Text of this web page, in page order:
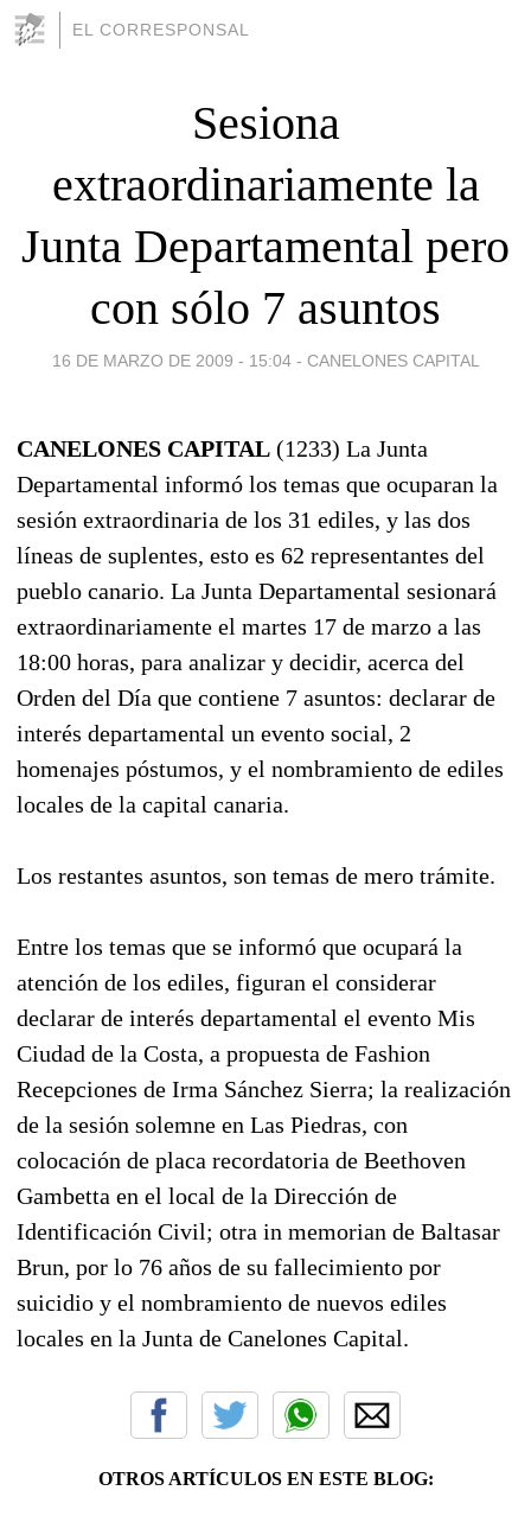
EL CORRESPONSAL
Sesiona
extraordinariamente la
Junta Departamental pero
con sólo 7 asuntos
16 DE MARZO DE 2009 - 15:04 - CANELONES CAPITAL
CANELONES CAPITAL (1233) La Junta
Departamental informó los temas que ocuparan la
sesión extraordinaria de los 31 ediles, y las dos
líneas de suplentes, esto es 62 representantes del
pueblo canario. La Junta Departamental sesionará
extraordinariamente el martes 17 de marzo a las
18:00 horas, para analizar y decidir, acerca del
Orden del Día que contiene 7 asuntos: declarar de
interés departamental un evento social, 2
homenajes póstumos, y el nombramiento de ediles
locales de la capital canaria.
Los restantes asuntos, son temas de mero trámite.
Entre los temas que se informó que ocupará la
atención de los ediles, figuran el considerar
declarar de interés departamental el evento Mis
Ciudad de la Costa, a propuesta de Fashion
Recepciones de Irma Sánchez Sierra; la realización
de la sesión solemne en Las Piedras, con
colocación de placa recordatoria de Beethoven
Gambetta en el local de la Dirección de
Identificación Civil; otra in memorian de Baltasar
Brun, por lo 76 años de su fallecimiento por
suicidio y el nombramiento de nuevos ediles
locales en la Junta de Canelones Capital.
OTROS ARTÍCULOS EN ESTE BLOG: